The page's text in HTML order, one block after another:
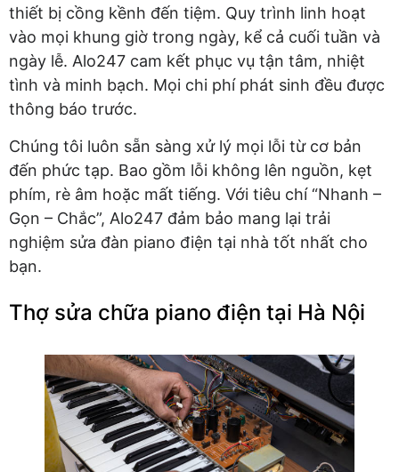
thiết bị cồng kềnh đến tiệm. Quy trình linh hoạt
vào mọi khung giờ trong ngày, kể cả cuối tuần và
ngày lễ. Alo247 cam kết phục vụ tận tâm, nhiệt
tình và minh bạch. Mọi chi phí phát sinh đều được
thông báo trước.
Chúng tôi luôn sẵn sàng xử lý mọi lỗi từ cơ bản
đến phức tạp. Bao gồm lỗi không lên nguồn, kẹt
phím, rè âm hoặc mất tiếng. Với tiêu chí “Nhanh –
Gọn – Chắc”, Alo247 đảm bảo mang lại trải
nghiệm sửa đàn piano điện tại nhà tốt nhất cho
bạn.
Thợ sửa chữa piano điện tại Hà Nội